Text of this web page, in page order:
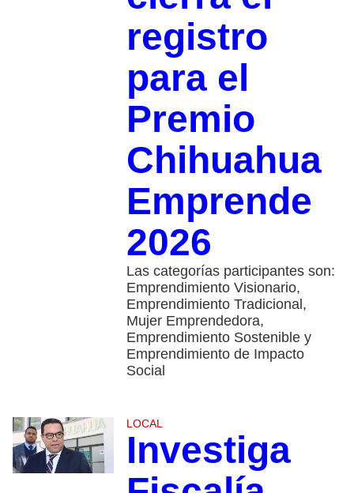
registro
para el
Premio
Chihuahua
Emprende
2026
Las categorías participantes son:
Emprendimiento Visionario,
Emprendimiento Tradicional,
Mujer Emprendedora,
Emprendimiento Sostenible y
Emprendimiento de Impacto
Social
LOCAL
Investiga